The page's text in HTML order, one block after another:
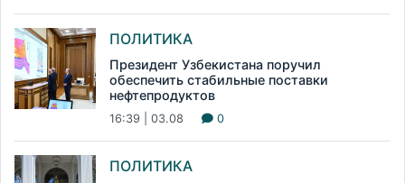
ПОЛИТИКА
Президент Узбекистана поручил
обеспечить стабильные поставки
нефтепродуктов
16:39 | 03.08 0
ПОЛИТИКА